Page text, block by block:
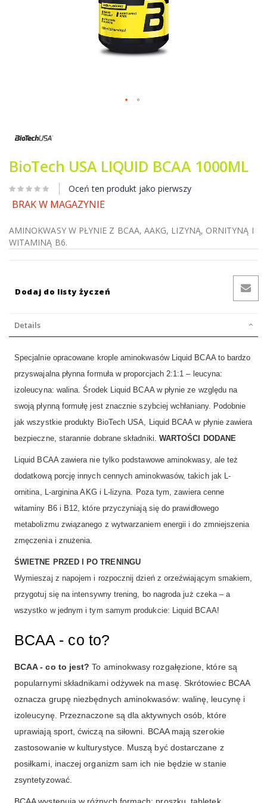
początek
BioTech USA LIQUID BCAA 1000ML
Oceń ten produkt jako pierwszy
BRAK W MAGAZYNIE
AMINOKWASY W PŁYNIE Z BCAA, AAKG, LIZYNĄ, ORNITYNĄ I
WITAMINĄ B6.
Dodaj do listy życzeń
Details
Specjalnie opracowane krople aminokwasów Liquid BCAA to bardzo
przyswajalna płynna formuła w proporcjach 2:1:1 – leucyna:
izoleucyna: walina. Środek Liquid BCAA w płynie ze względu na
swoją płynną formułę jest znacznie szybciej wchłaniany. Podobnie
jak wszystkie produkty BioTech USA, Liquid BCAA w płynie zawiera
bezpieczne, starannie dobrane składniki. WARTOŚCI DODANE
Liquid BCAA zawiera nie tylko podstawowe aminokwasy, ale też
dodatkową porcję innych cennych aminokwasów, takich jak L-
ornitina, L-arginina AKG i L-lizyna. Poza tym, zawiera cenne
witaminy B6 i B12, które przyczyniają się do prawidłowego
metabolizmu związanego z wytwarzaniem energii i do zmniejszenia
zmęczenia i znużenia.
ŚWIETNE PRZED I PO TRENINGU
Wymieszaj z napojem i rozpocznij dzień z orzeźwiającym smakiem,
przygotuj się na intensywny trening, bo nagroda już czeka – a
wszystko w jednym i tym samym produkcie: Liquid BCAA!
BCAA - co to?
BCAA - co to jest? To aminokwasy rozgałęzione, które są
popularnymi składnikami odżywek na masę. Skrótowiec BCAA
oznacza grupę niezbędnych aminokwasów: walinę, leucynę i
izoleucynę. Przeznaczone są dla aktywnych osób, które
uprawiają sport, ćwiczą na siłowni. BCAA mają szerokie
zastosowanie w kulturystyce. Muszą być dostarczane z
posiłkami, inaczej organizm sam ich nie będzie w stanie
zsyntetyzować.
BCAA występują w różnych formach: proszku, tabletek,